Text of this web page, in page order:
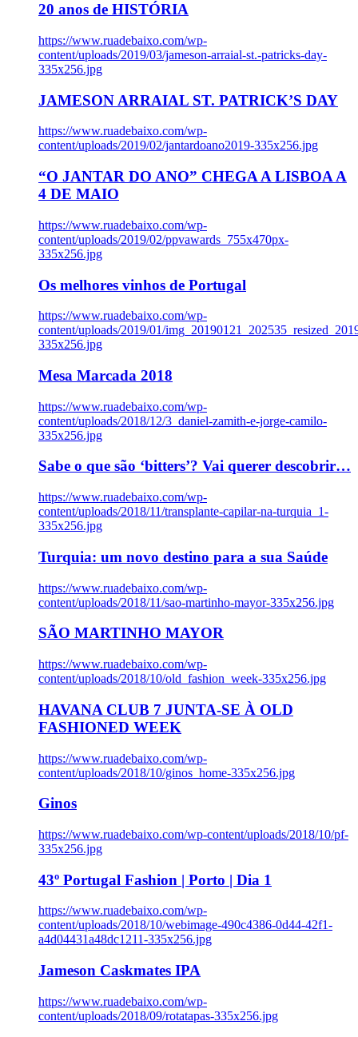
20 anos de HISTÓRIA
https://www.ruadebaixo.com/wp-
content/uploads/2019/03/jameson-arraial-st.-patricks-day-
335x256.jpg
JAMESON ARRAIAL ST. PATRICK’S DAY
https://www.ruadebaixo.com/wp-
content/uploads/2019/02/jantardoano2019-335x256.jpg
“O JANTAR DO ANO” CHEGA A LISBOA A
4 DE MAIO
https://www.ruadebaixo.com/wp-
content/uploads/2019/02/ppvawards_755x470px-
335x256.jpg
Os melhores vinhos de Portugal
https://www.ruadebaixo.com/wp-
content/uploads/2019/01/
335x256.jpg
Mesa Marcada 2018
https://www.ruadebaixo.com/wp-
content/uploads/2018/12/3_daniel-zamith-e-jorge-camilo-
335x256.jpg
Sabe o que são ‘bitters’? Vai querer descobrir…
https://www.ruadebaixo.com/wp-
content/uploads/2018/11/transplante-capilar-na-turquia_1-
335x256.jpg
Turquia: um novo destino para a sua Saúde
https://www.ruadebaixo.com/wp-
content/uploads/2018/11/sao-martinho-mayor-335x256.jpg
SÃO MARTINHO MAYOR
https://www.ruadebaixo.com/wp-
content/uploads/2018/10/old_fashion_week-335x256.jpg
HAVANA CLUB 7 JUNTA-SE À OLD
FASHIONED WEEK
https://www.ruadebaixo.com/wp-
content/uploads/2018/10/ginos_home-335x256.jpg
Ginos
https://www.ruadebaixo.com/wp-content/uploads/2018/10/pf-
335x256.jpg
43º Portugal Fashion | Porto | Dia 1
https://www.ruadebaixo.com/wp-
content/uploads/2018/10/webimage-490c4386-0d44-42f1-
a4d04431a48dc1211-335x256.jpg
Jameson Caskmates IPA
https://www.ruadebaixo.com/wp-
content/uploads/2018/09/rotatapas-335x256.jpg